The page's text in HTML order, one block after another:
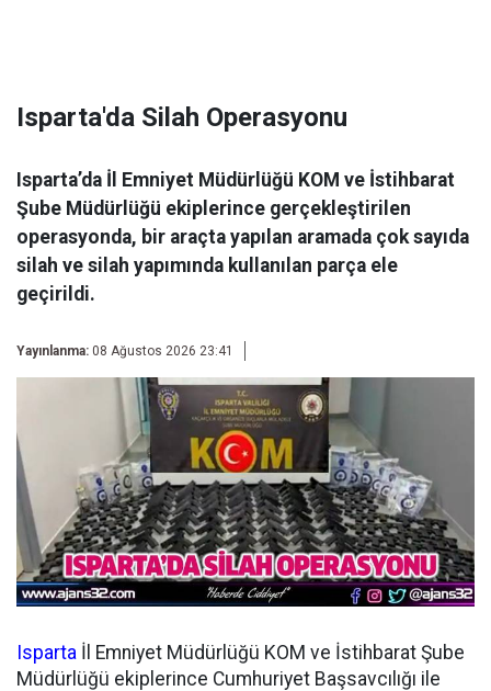
Isparta'da Silah Operasyonu
Isparta’da İl Emniyet Müdürlüğü KOM ve İstihbarat
Şube Müdürlüğü ekiplerince gerçekleştirilen
operasyonda, bir araçta yapılan aramada çok sayıda
silah ve silah yapımında kullanılan parça ele
geçirildi.
Yayınlanma: 08 Ağustos 2026 23:41
Isparta İl Emniyet Müdürlüğü KOM ve İstihbarat Şube
Müdürlüğü ekiplerince Cumhuriyet Başsavcılığı ile